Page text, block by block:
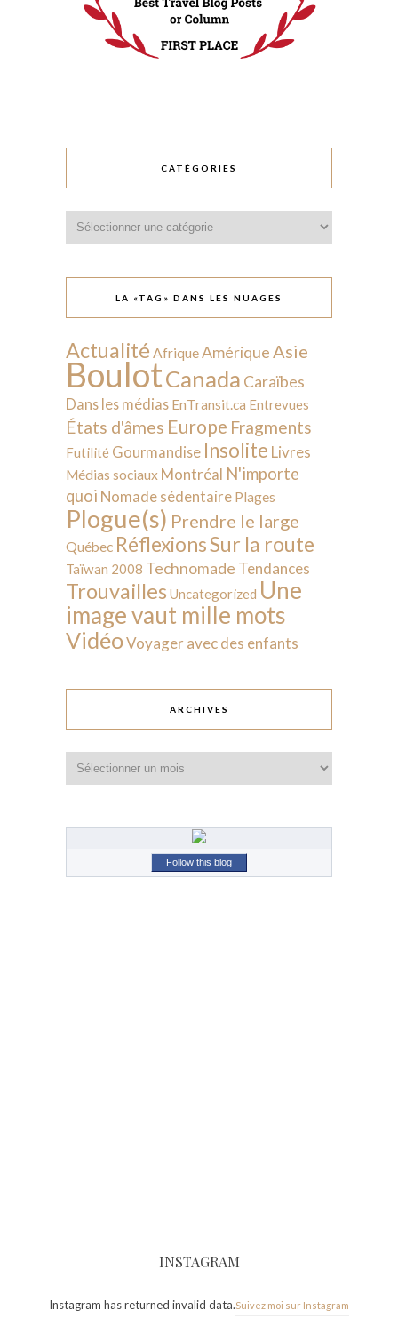
CATÉGORIES
LA «TAG» DANS LES NUAGES
Actualité AfriqueAmérique Asie
BoulotCanada Caraïbes
Dans les médias EnTransit.ca Entrevues
États d'âmes Europe Fragments
Futilité Gourmandise Insolite Livres
Médias sociaux Montréal N'importe
quoi Nomade sédentaire Plages
Plogue(s) Prendre le large
Québec RéflexionsSur la route
Taïwan 2008 Technomade Tendances
Trouvailles Uncategorized Une
image vaut mille mots
VidéoVoyager avec des enfants
ARCHIVES
Follow this blog
INSTAGRAM
Instagram has returned invalid data.Suivez moi sur Instagram